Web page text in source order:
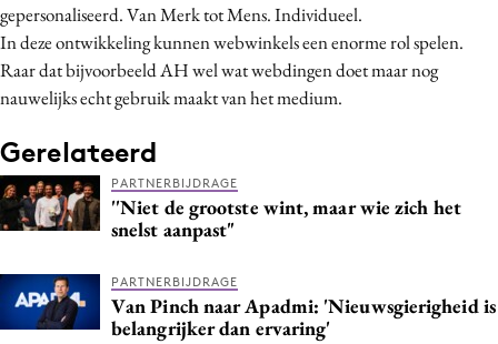
Martech
Media
Merkstrategie
Programmatic
Purpose Marketing
Reputatie & crisis
gepersonaliseerd. Van Merk tot Mens. Individueel.
In deze ontwikkeling kunnen webwinkels een enorme rol spelen.
Raar dat bijvoorbeeld AH wel wat webdingen doet maar nog
nauwelijks echt gebruik maakt van het medium.
Gerelateerd
PARTNERBIJDRAGE
''Niet de grootste wint, maar wie zich het
snelst aanpast"
PARTNERBIJDRAGE
Van Pinch naar Apadmi: 'Nieuwsgierigheid is
belangrijker dan ervaring'